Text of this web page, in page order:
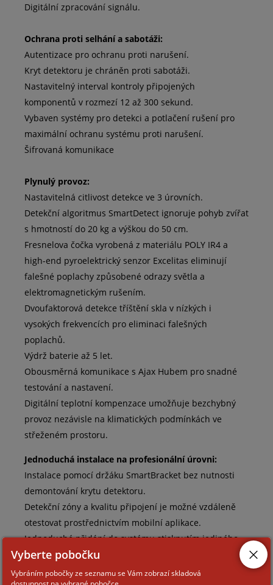
Digitální zpracování signálu.
Ochrana proti selhání a sabotáži:
Autentizace pro ochranu proti narušení.
Kryt detektoru je chráněn proti sabotáži.
Nastavitelný interval kontroly připojených
komponentů v rozmezí 12 až 300 sekund.
Vybaven systémy pro detekci a potlačení rušení pro
maximální ochranu systému proti narušení.
Šifrovaná komunikace
Plynulý provoz:
Nastavitelná citlivost detekce ve 3 úrovních.
Detekční algoritmus SmartDetect ignoruje pohyb zvířat
s hmotností do 20 kg a výškou do 50 cm.
Fresnelova čočka vyrobená z materiálu POLY IR4 a
high-end pyroelektrický senzor Excelitas eliminují
falešné poplachy způsobené odrazy světla a
elektromagnetickým rušením.
Dvoufaktorová detekce tříštění skla v nízkých i
vysokých frekvencích pro eliminaci falešných
poplachů.
Výdrž baterie až 5 let.
Obousměrná komunikace s Ajax Hubem pro snadné
testování a nastavení.
Digitální teplotní kompenzace umožňuje bezchybný
provoz nezávisle na klimatických podmínkách ve
střeženém prostoru.
Jednoduchá instalace na profesionální úrovni:
Instalace pomocí držáku SmartBracket bez nutnosti
demontování krytu detektoru.
Detekční zóny a kvalitu připojení je možné vzdáleně
otestovat prostřednictvím mobilní aplikace.
Jednoduché přidání do systému stisknutím jediného
tlačítka a načtením QR kódu.
Možnost integrace do systémů jiných výrobců
Vyberte pobočku
Vybráním pobočky ze seznamu se Vám zobrazí skladová